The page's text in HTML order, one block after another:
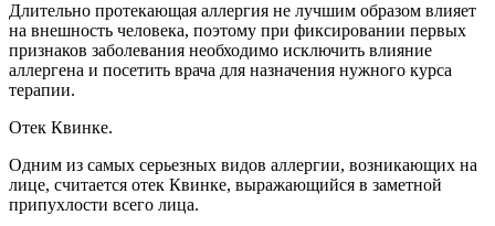
Длительно протекающая аллергия не лучшим образом влияет
на внешность человека, поэтому при фиксировании первых
признаков заболевания необходимо исключить влияние
аллергена и посетить врача для назначения нужного курса
терапии.
Отек Квинке.
Одним из самых серьезных видов аллергии, возникающих на
лице, считается отек Квинке, выражающийся в заметной
припухлости всего лица.